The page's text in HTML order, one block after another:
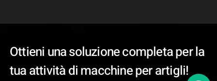
Ottieni una soluzione completa per la
tua attività di macchine per artigli!